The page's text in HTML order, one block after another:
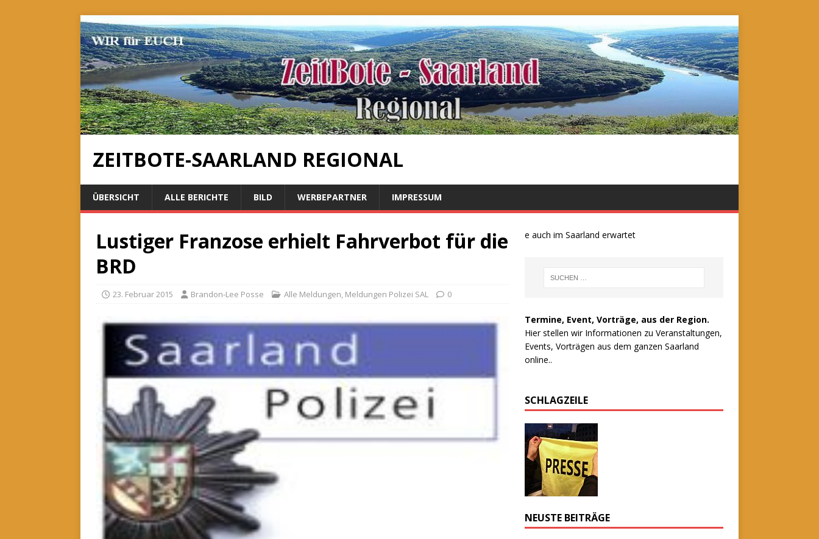
ZEITBOTE-SAARLAND REGIONAL
ÜBERSICHT ALLE BERICHTE BILD WERBEPARTNER IMPRESSUM
Lustiger Franzose erhielt Fahrverbot für die
BRD
23. Februar 2015 Brandon-Lee Posse Alle Meldungen, Meldungen Polizei SAL 0
Bauernproteste auch im Saarland erwartet
Termine, Event, Vorträge, aus der Region.
Hier stellen wir Informationen zu Veranstaltungen,
Events, Vorträgen aus dem ganzen Saarland
online..
SCHLAGZEILE
NEUSTE BEITRÄGE